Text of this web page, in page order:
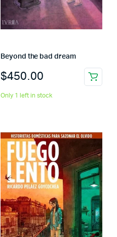
Beyond the bad dream
$450.00
Only 1 left in stock